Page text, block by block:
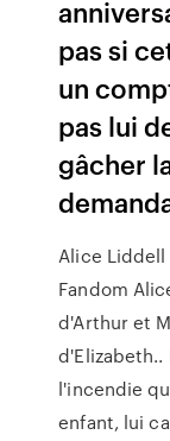
pas si
un
pas lui
gâcher
Alice Liddell
Fandom
d'Arthur et
d'Elizabeth..
l'incendie
enfant, lui